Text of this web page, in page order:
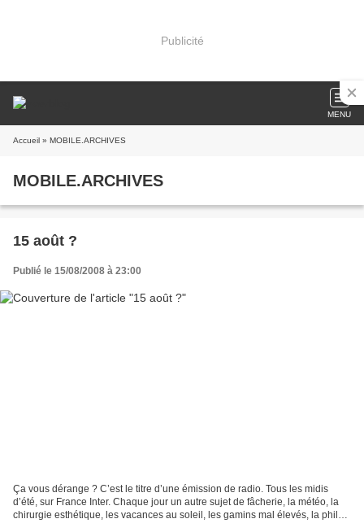
Publicité
MENU
Accueil » MOBILE.ARCHIVES
MOBILE.ARCHIVES
15 août ?
Publié le 15/08/2008 à 23:00
Ça vous dérange ? C’est le titre d’une émission de radio. Tous les midis
d’été, sur France Inter. Chaque jour un autre sujet de fâcherie, la météo, la
chirurgie esthétique, les vacances au soleil, les gamins mal élevés, la philo